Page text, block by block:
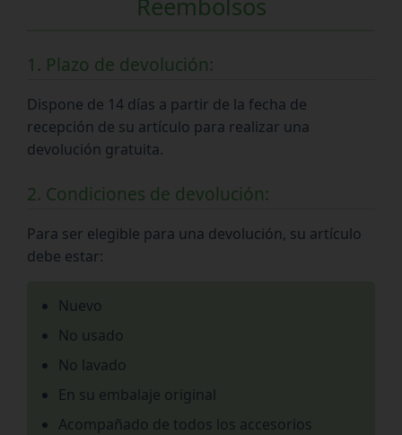
Reembolsos
1. Plazo de devolución:
Dispone de 14 días a partir de la fecha de
recepción de su artículo para realizar una
devolución gratuita.
2. Condiciones de devolución:
Para ser elegible para una devolución, su artículo
debe estar:
Nuevo
No usado
No lavado
En su embalaje original
Acompañado de todos los accesorios